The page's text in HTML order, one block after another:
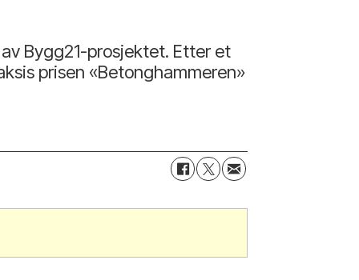
Bygg21-prosjektet. Etter et
prisen «Betonghammeren»